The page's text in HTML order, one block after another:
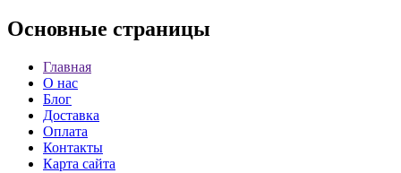
Основные страницы
Главная
О нас
Блог
Доставка
Оплата
Контакты
Карта сайта